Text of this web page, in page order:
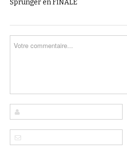
Sprunger en FINALE